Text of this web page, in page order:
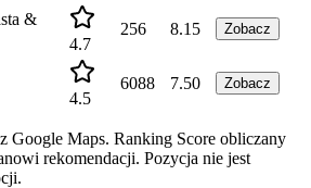
&
4.7
256 8.15 Zobacz
4.5
6088 7.50 Zobacz
Google Maps. Ranking Score obliczany
rekomendacji. Pozycja nie jest